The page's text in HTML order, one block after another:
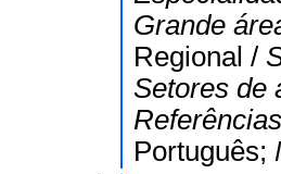
Grande
Regional /
Setores de
Português;